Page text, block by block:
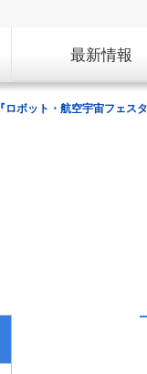
最新情報
『ロボット・航空宇宙フェス